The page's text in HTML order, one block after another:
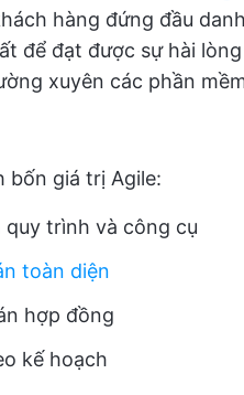
hàng đứng đầu
để đạt được sự hài
xuyên các phần
bốn giá trị Agile:
trình và công cụ
toàn diện
hợp đồng
kế hoạch